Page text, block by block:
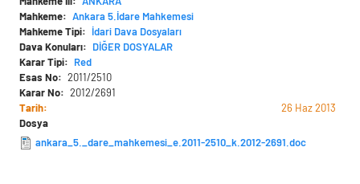
Mahkeme
Ankara 5.İdare Mahkemesi
Mahkeme Tipi
İdari Dava Dosyaları
Dava Konuları
DİĞER DOSYALAR
Karar Tipi
Red
Esas No
2011/2510
Karar No
2012/2691
Tarih
26 Haz 2013
Dosya
ankara_5._dare_mahkemesi_e.2011-2510_k.2012-2691.doc